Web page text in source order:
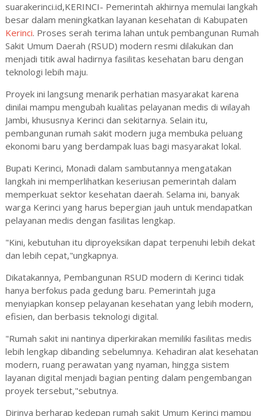
suarakerinci.id,KERINCI- Pemerintah akhirnya memulai langkah
besar dalam meningkatkan layanan kesehatan di Kabupaten
Kerinci. Proses serah terima lahan untuk pembangunan Rumah
Sakit Umum Daerah (RSUD) modern resmi dilakukan dan
menjadi titik awal hadirnya fasilitas kesehatan baru dengan
teknologi lebih maju.
Proyek ini langsung menarik perhatian masyarakat karena
dinilai mampu mengubah kualitas pelayanan medis di wilayah
Jambi, khususnya Kerinci dan sekitarnya. Selain itu,
pembangunan rumah sakit modern juga membuka peluang
ekonomi baru yang berdampak luas bagi masyarakat lokal.
Bupati Kerinci, Monadi dalam sambutannya mengatakan
langkah ini memperlihatkan keseriusan pemerintah dalam
memperkuat sektor kesehatan daerah. Selama ini, banyak
warga Kerinci yang harus bepergian jauh untuk mendapatkan
pelayanan medis dengan fasilitas lengkap.
"Kini, kebutuhan itu diproyeksikan dapat terpenuhi lebih dekat
dan lebih cepat,"ungkapnya.
Dikatakannya, Pembangunan RSUD modern di Kerinci tidak
hanya berfokus pada gedung baru. Pemerintah juga
menyiapkan konsep pelayanan kesehatan yang lebih modern,
efisien, dan berbasis teknologi digital.
"Rumah sakit ini nantinya diperkirakan memiliki fasilitas medis
lebih lengkap dibanding sebelumnya. Kehadiran alat kesehatan
modern, ruang perawatan yang nyaman, hingga sistem
layanan digital menjadi bagian penting dalam pengembangan
proyek tersebut,"sebutnya.
Dirinya berharap kedepan rumah sakit Umum Kerinci mampu